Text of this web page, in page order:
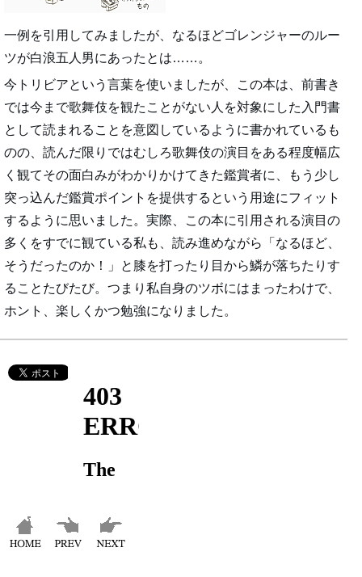
一例を引用してみましたが、なるほどゴレンジャーのルー
ツが白浪五人男にあったとは……。
今トリビアという言葉を使いましたが、この本は、前書き
では今まで歌舞伎を観たことがない人を対象にした入門書
として読まれることを意図しているように書かれているも
のの、読んだ限りではむしろ歌舞伎の演目をある程度幅広
く観てその面白みがわかりかけてきた鑑賞者に、もう少し
突っ込んだ鑑賞ポイントを提供するという用途にフィット
するように思いました。実際、この本に引用される演目の
多くをすでに観ている私も、読み進めながら「なるほど、
そうだったのか！」と膝を打ったり目から鱗が落ちたりす
ることたびたび。つまり私自身のツボにはまったわけで、
ホント、楽しくかつ勉強になりました。